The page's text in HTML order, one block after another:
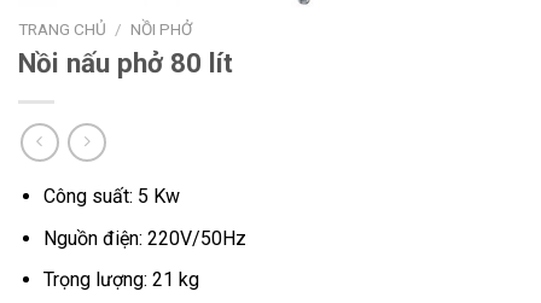
TRANG CHỦ / NỒI PHỞ
Nồi nấu phở 80 lít
Công suất: 5 Kw
Nguồn điện: 220V/50Hz
Trọng lượng: 21 kg